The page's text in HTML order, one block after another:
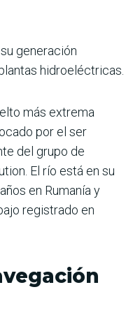
generación
hidroeléctricas.
más extrema
por el ser
del grupo de
El río está en su
en Rumanía y
registrado en